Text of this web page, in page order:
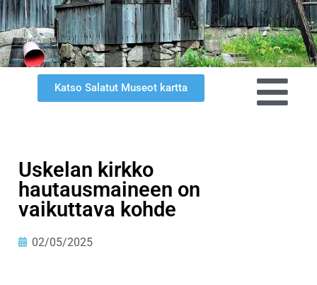
Katso Salatut Museot kartta
Uskelan kirkko
hautausmaineen on
vaikuttava kohde
02/05/2025